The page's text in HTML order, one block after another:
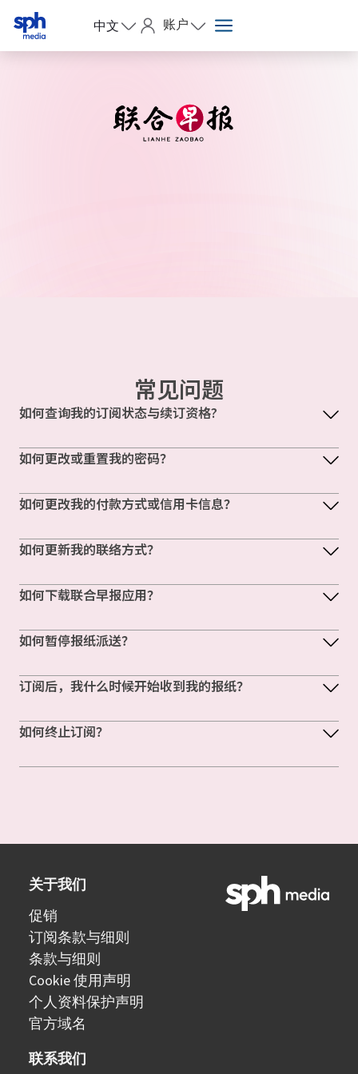
中文 账户
常见问题
如何查询我的订阅状态与续订资格?
如何更改或重置我的密码？
如何更改我的付款方式或信用卡信息？
如何更新我的联络方式？
如何下载联合早报应用？
如何暂停报纸派送？
订阅后，我什么时候开始收到我的报纸？
如何终止订阅？
关于我们
促销
订阅条款与细则
条款与细则
Cookie 使用声明
个人资料保护声明
官方域名
联系我们